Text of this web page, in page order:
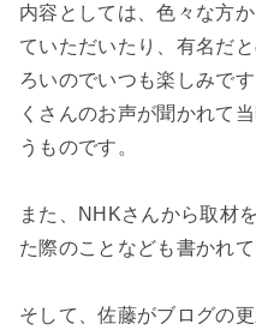
内容としては、色々な方
ていただいたり、有名だ
ろいのでいつも楽しみで
くさんのお声が聞かれて
うものです。
また、NHKさんから取材
た際のことなども書かれて
そして、佐藤がブログの